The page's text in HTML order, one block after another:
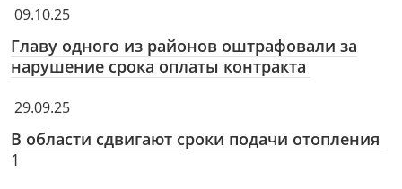
09.10.25
Главу одного из районов оштрафовали за
нарушение срока оплаты контракта
29.09.25
В области сдвигают сроки подачи отопления
1